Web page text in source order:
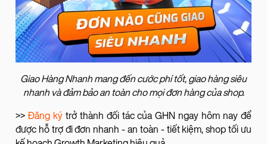
Giao Hàng Nhanh mang đến cước phí tốt, giao hàng siêu
nhanh và đảm bảo an toàn cho mọi đơn hàng của shop.
>>Đăng kýtrở thành đối tác của GHN ngay hôm nay để
được hỗ trợ đi đơn nhanh - an toàn - tiết kiệm, shop tối ưu